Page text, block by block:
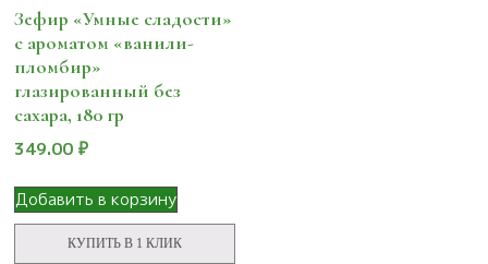
Зефир «Умные сладости»
с ароматом «ванили-
пломбир»
глазированный без
сахара, 180 гр
349.00 ₽
Добавить в корзину
КУПИТЬ В 1 КЛИК